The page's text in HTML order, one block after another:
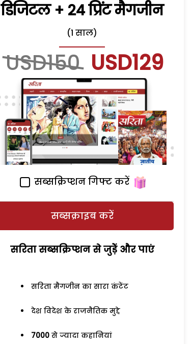
डिजिटल + 24 प्रिंट मैगजीन
(1 साल)
USD150 USD129
सब्सक्रिप्शन गिफ्ट करें
सब्सक्राइब करें
सरिता सब्सक्रिप्शन से जुड़ेें और पाएं
सरिता मैगजीन का सारा कंटेंट
देश विदेश के राजनैतिक मुद्दे
7000 से ज्यादा कहानियां